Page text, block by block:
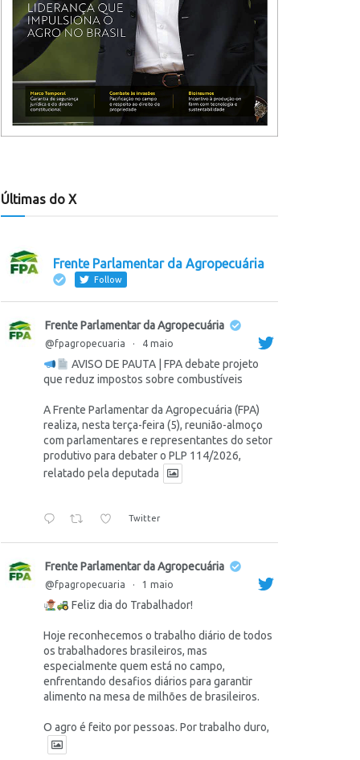
Últimas do X
Frente Parlamentar da Agropecuária
Follow
Frente Parlamentar da Agropecuária
@fpagropecuaria · 4 maio
AVISO DE PAUTA | FPA debate projeto
que reduz impostos sobre combustíveis
A Frente Parlamentar da Agropecuária (FPA)
realiza, nesta terça-feira (5), reunião-almoço
com parlamentares e representantes do setor
produtivo para debater o PLP 114/2026,
relatado pela deputada
Twitter
Frente Parlamentar da Agropecuária
@fpagropecuaria · 1 maio
Feliz dia do Trabalhador!
Hoje reconhecemos o trabalho diário de todos
os trabalhadores brasileiros, mas
especialmente quem está no campo,
enfrentando desafios diários para garantir
alimento na mesa de milhões de brasileiros.
O agro é feito por pessoas. Por trabalho duro,